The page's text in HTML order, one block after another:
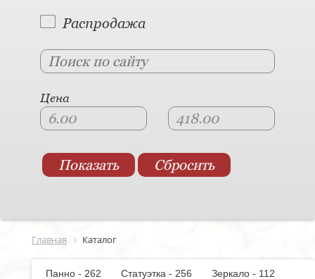
Распродажа
Цена
Главная Каталог
Панно - 262 Статуэтка - 256
Зеркало - 112